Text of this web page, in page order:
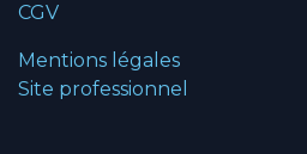
CGV
Mentions légales
Site professionnel